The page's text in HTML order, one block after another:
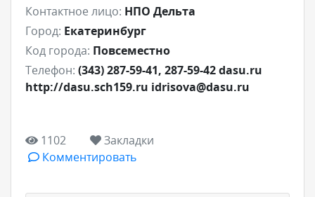
Контактное лицо: НПО Дельта
Город: Екатеринбург
Код города: Повсеместно
Телефон: (343) 287-59-41, 287-59-42 dasu.ru
http://dasu.sch159.ru idrisova@dasu.ru
1102
Закладки
Комментировать